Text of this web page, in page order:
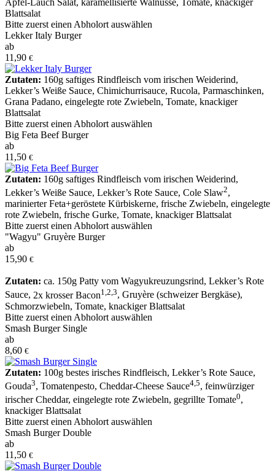
Blattsalat
Bitte zuerst einen Abholort auswählen
Lekker Italy Burger
ab
11,90 €
Zutaten: 160g saftiges Rindfleisch vom irischen Weiderind,
Lekker’s Weiße Sauce, Chimichurrisauce, Rucola, Parmaschinken,
Grana Padano, eingelegte rote Zwiebeln, Tomate, knackiger
Blattsalat
Bitte zuerst einen Abholort auswählen
Big Feta Beef Burger
ab
11,50 €
Zutaten: 160g saftiges Rindfleisch vom irischen Weiderind,
Lekker’s Weiße Sauce, Lekker’s Rote Sauce, Cole Slaw2,
marinierter Feta+geröstete Kürbiskerne, frische Zwiebeln, eingelegte
rote Zwiebeln, frische Gurke, Tomate, knackiger Blattsalat
Bitte zuerst einen Abholort auswählen
"Wagyu" Gruyère Burger
ab
15,90 €
Zutaten: ca. 150g Patty vom Wagyukreuzungsrind, Lekker’s Rote
Sauce, 2x krosser Bacon1 2 3, Gruyère (schweizer Bergkäse),
Schmorzwiebeln, Tomate, knackiger Blattsalat
Bitte zuerst einen Abholort auswählen
Smash Burger Single
ab
8,60 €
Zutaten: 100g bestes irisches Rindfleisch, Lekker’s Rote Sauce,
Gouda3, Tomatenpesto, Cheddar-Cheese Sauce4 5, feinwürziger
irischer Cheddar, eingelegte rote Zwiebeln, gegrillte Tomate0,
knackiger Blattsalat
Bitte zuerst einen Abholort auswählen
Smash Burger Double
ab
11,50 €